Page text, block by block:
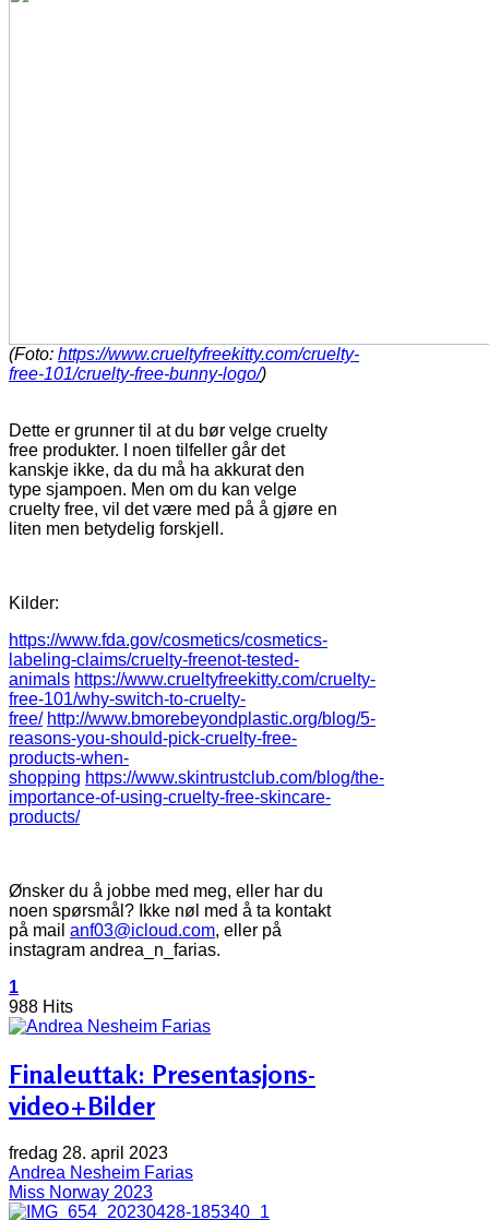
(Foto: https://www.crueltyfreekitty.com/cruelty-
free-101/cruelty-free-bunny-logo/)
Dette er grunner til at du bør velge cruelty
free produkter. I noen tilfeller går det
kanskje ikke, da du må ha akkurat den
type sjampoen. Men om du kan velge
cruelty free, vil det være med på å gjøre en
liten men betydelig forskjell.
Kilder:
https://www.fda.gov/cosmetics/cosmetics-
labeling-claims/cruelty-freenot-tested-
animals https://www.crueltyfreekitty.com/cruelty-
free-101/why-switch-to-cruelty-
free/ http://www.bmorebeyondplastic.org/blog/5-
reasons-you-should-pick-cruelty-free-
products-when-
shopping https://www.skintrustclub.com/blog/the-
importance-of-using-cruelty-free-skincare-
products/
Ønsker du å jobbe med meg, eller har du
noen spørsmål? Ikke nøl med å ta kontakt
på mail anf03@icloud.com, eller på
instagram andrea_n_farias.
1
988 Hits
Finaleuttak: Presentasjons-
video+Bilder
fredag 28. april 2023
Andrea Nesheim Farias
Miss Norway 2023